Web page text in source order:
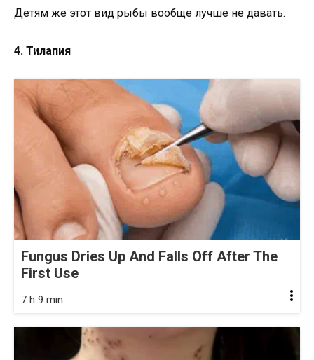
Детям же этот вид рыбы вообще лучше не давать.
4. Тилапия
Fungus Dries Up And Falls Off After The
First Use
7 h 9 min